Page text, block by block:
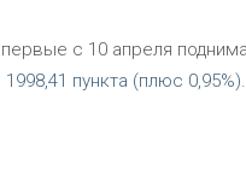
с 10 апреля
пункта (плюс